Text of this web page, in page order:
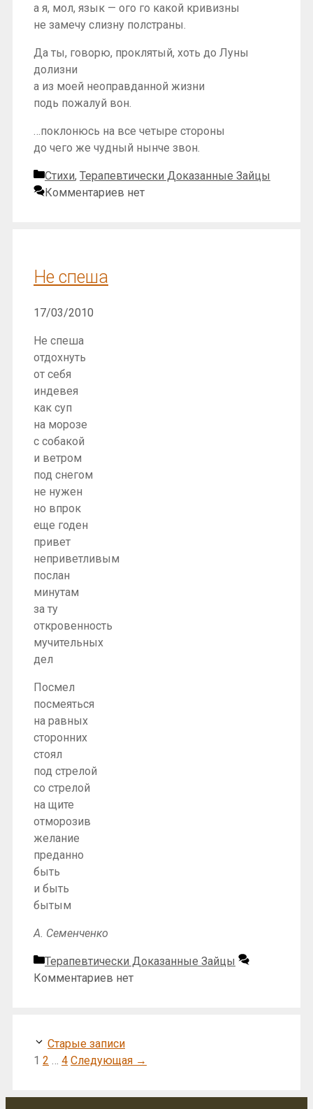
а я, мол, язык — ого го какой кривизны
не замечу слизну полстраны.
Да ты, говорю, проклятый, хоть до Луны
долизни
а из моей неоправданной жизни
подь пожалуй вон.
…поклонюсь на все четыре стороны
до чего же чудный нынче звон.
Рубрики
Стихи, Терапевтически Доказанные Зайцы
Комментариев нет
Не спеша
17/03/2010
Не спеша
отдохнуть
от себя
индевея
как суп
на морозе
с собакой
и ветром
под снегом
не нужен
но впрок
еще годен
привет
неприветливым
послан
минутам
за ту
откровенность
мучительных
дел
Посмел
посмеяться
на равных
сторонних
стоял
под стрелой
со стрелой
на щите
отморозив
желание
преданно
быть
и быть
бытым
А. Семенченко
Рубрики
Терапевтически Доказанные Зайцы
Комментариев нет
Старые записи
Страница
1 Страница
2 … Страница
4 Следующая →